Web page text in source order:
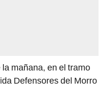
mañana, en el tramo
Defensores del Morro